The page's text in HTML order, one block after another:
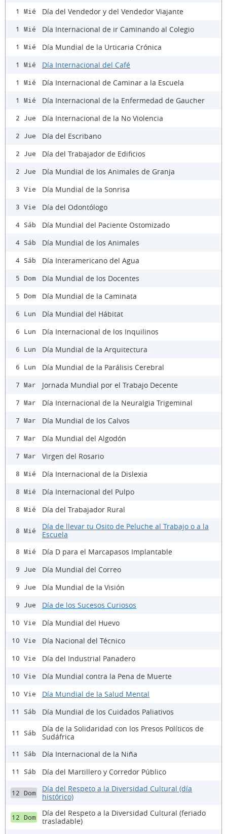
1 Mié Día del Vendedor y del Vendedor Viajante
1 Mié Día Internacional de ir Caminando al Colegio
1 Mié Día Mundial de la Urticaria Crónica
1 Mié Día Internacional del Café
1 Mié Día Internacional de Caminar a la Escuela
1 Mié Día Internacional de la Enfermedad de Gaucher
2 Jue Día Internacional de la No Violencia
2 Jue Día del Escribano
2 Jue Día del Trabajador de Edificios
2 Jue Día Mundial de los Animales de Granja
3 Vie Día Mundial de la Sonrisa
3 Vie Día del Odontólogo
4 Sáb Día Mundial del Paciente Ostomizado
4 Sáb Día Mundial de los Animales
4 Sáb Día Interamericano del Agua
5 Dom Día Mundial de los Docentes
5 Dom Día Mundial de la Caminata
6 Lun Día Mundial del Hábitat
6 Lun Día Internacional de los Inquilinos
6 Lun Día Mundial de la Arquitectura
6 Lun Día Mundial de la Parálisis Cerebral
7 Mar Jornada Mundial por el Trabajo Decente
7 Mar Día Internacional de la Neuralgia Trigeminal
7 Mar Día Mundial de los Calvos
7 Mar Día Mundial del Algodón
7 Mar Virgen del Rosario
8 Mié Día Internacional de la Dislexia
8 Mié Día Internacional del Pulpo
8 Mié Día del Trabajador Rural
8 Mié
Día de llevar tu Osito de Peluche al Trabajo o a la
Escuela
8 Mié Día D para el Marcapasos Implantable
9 Jue Día Mundial del Correo
9 Jue Día Mundial de la Visión
9 Jue Día de los Sucesos Curiosos
10 Vie Día Mundial del Huevo
10 Vie Día Nacional del Técnico
10 Vie Día del Industrial Panadero
10 Vie Día Mundial contra la Pena de Muerte
10 Vie Día Mundial de la Salud Mental
11 Sáb Día Mundial de los Cuidados Paliativos
11 Sáb
Día de la Solidaridad con los Presos Políticos de
Sudáfrica
11 Sáb Día Internacional de la Niña
11 Sáb Día del Martillero y Corredor Público
12 Dom
Día del Respeto a la Diversidad Cultural (día
histórico)
12 Dom
Día del Respeto a la Diversidad Cultural (feriado
trasladable)